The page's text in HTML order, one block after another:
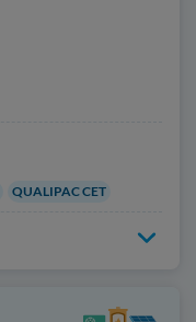
QUALIPAC CET